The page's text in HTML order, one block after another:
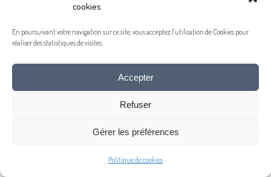
cookies
En poursuivant votre navigation sur ce site, vous acceptez l’utilisation de Cookies pour
réaliser des statistiques de visites.
Accepter
Refuser
Gérer les préférences
Politique de cookies